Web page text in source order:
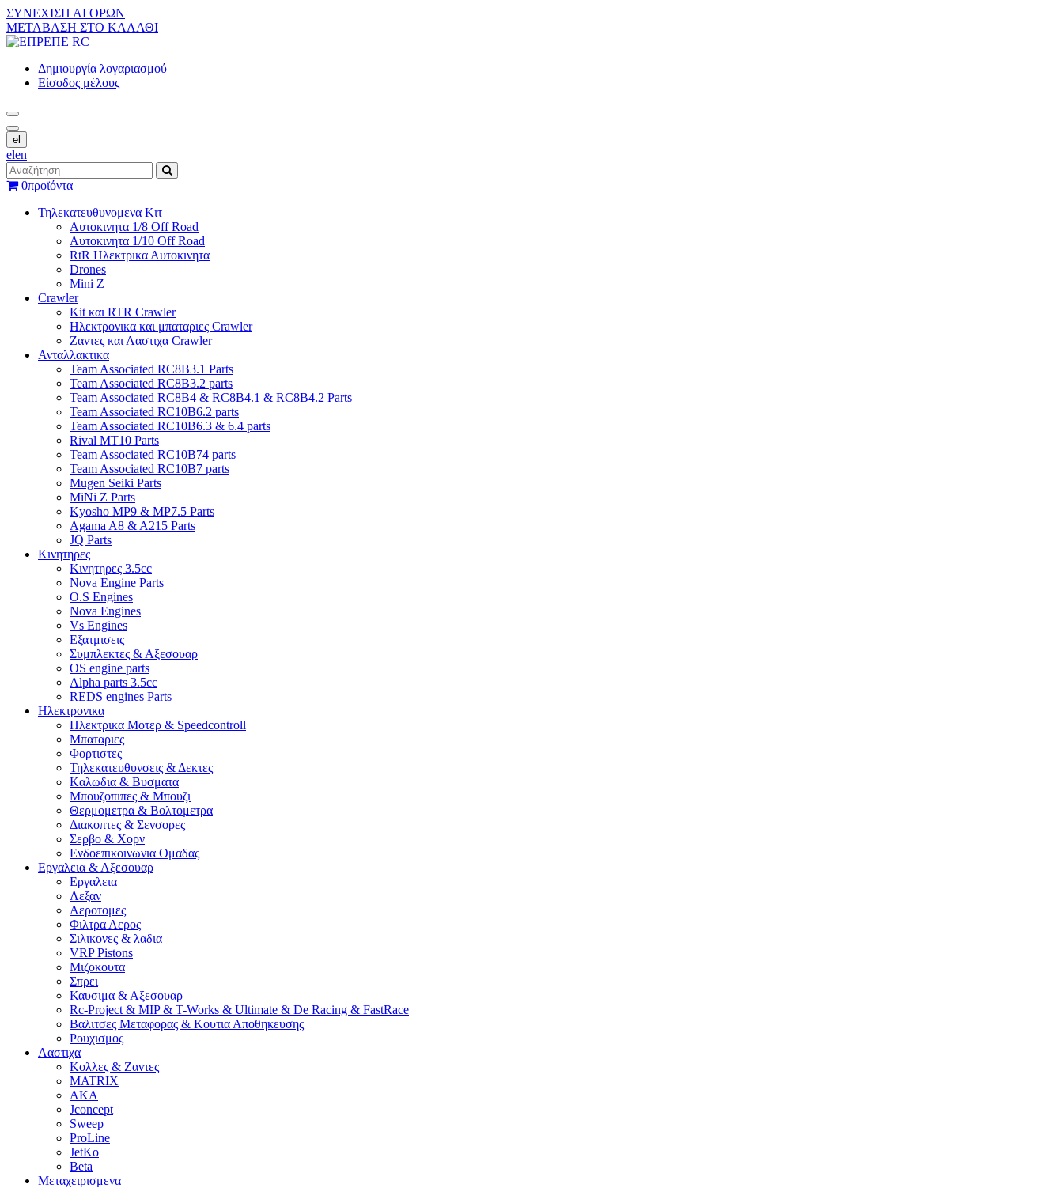
ΣΥΝΕΧΙΣΗ ΑΓΟΡΩΝ
ΜΕΤΑΒΑΣΗ ΣΤΟ ΚΑΛΑΘΙ
Δημιουργία λογαριασμού
Είσοδος μέλους
el
elen
0προϊόντα
Τηλεκατευθυνομενα Κιτ
Αυτοκινητα 1/8 Off Road
Αυτοκινητα 1/10 Off Road
RtR Ηλεκτρικα Αυτοκινητα
Drones
Mini Z
Crawler
Kit και RTR Crawler
Ηλεκτρονικα και μπαταριες Crawler
Ζαντες και Λαστιχα Crawler
Ανταλλακτικα
Team Associated RC8B3.1 Parts
Team Associated RC8B3.2 parts
Team Associated RC8B4 & RC8B4.1 & RC8B4.2 Parts
Team Associated RC10B6.2 parts
Team Associated RC10B6.3 & 6.4 parts
Rival MT10 Parts
Team Associated RC10B74 parts
Team Associated RC10B7 parts
Mugen Seiki Parts
MiNi Z Parts
Kyosho MP9 & MP7.5 Parts
Agama A8 & A215 Parts
JQ Parts
Κινητηρες
Κινητηρες 3.5cc
Nova Engine Parts
O.S Engines
Nova Engines
Vs Engines
Εξατμισεις
Συμπλεκτες & Αξεσουαρ
OS engine parts
Alpha parts 3.5cc
REDS engines Parts
Ηλεκτρονικα
Ηλεκτρικα Μοτερ & Speedcontroll
Μπαταριες
Φορτιστες
Τηλεκατευθυνσεις & Δεκτες
Kαλωδια & Βυσματα
Μπουζοπιπες & Μπουζι
Θερμομετρα & Βολτομετρα
Διακοπτες & Σενσορες
Σερβο & Χορν
Ενδοεπικοινωνια Ομαδας
Εργαλεια & Αξεσουαρ
Εργαλεια
Λεξαν
Αεροτομες
Φιλτρα Αερος
Σιλικονες & λαδια
VRP Pistons
Μιζοκουτα
Σπρει
Καυσιμα & Αξεσουαρ
Rc-Project & MIP & T-Works & Ultimate & De Racing & FastRace
Βαλιτσες Μεταφορας & Κουτια Αποθηκευσης
Ρουχισμος
Λαστιχα
Κολλες & Ζαντες
MATRIX
AKA
Jconcept
Sweep
ProLine
JetKo
Beta
Μεταχειρισμενα